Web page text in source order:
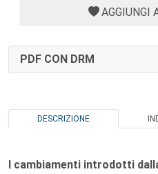
AGGIUNGI
PDF CON DRM
DESCRIZIONE
I cambiamenti introdotti